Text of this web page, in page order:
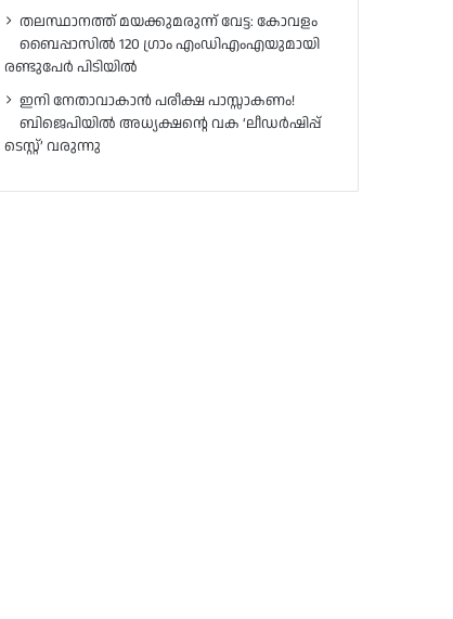
തലസ്ഥാനത്ത് മയക്കുമരുന്ന് വേട്ട: കോവളം
ബൈപ്പാസിൽ 120 ഗ്രാം എംഡിഎംഎയുമായി
രണ്ടുപേർ പിടിയിൽ
ഇനി നേതാവാകാൻ പരീക്ഷ പാസ്സാകണം!
ബിജെപിയിൽ അധ്യക്ഷന്റെ വക ‘ലീഡർഷിപ്പ്
ടെസ്റ്റ്’ വരുന്നു